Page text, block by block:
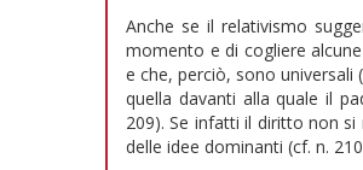
Anche se il relativismo
momento e di cogliere
e che, perciò, sono
quella davanti alla quale il
209). Se infatti il diritto non
delle idee dominanti (cf. n.